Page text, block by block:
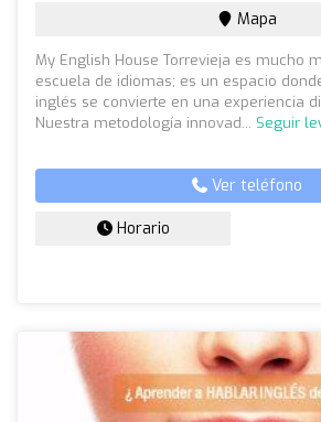
Mapa
My English House Torrevieja es mucho
escuela de idiomas; es un espacio
inglés se convierte en una experiencia
Nuestra metodología innovad... Seguir
Ver teléfono
Horario